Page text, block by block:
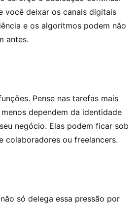
você deixar os canais digitais
e os algoritmos podem não
antes.
Pense nas tarefas mais
dependem da identidade
negócio. Elas podem ficar sob
colaboradores ou freelancers.
só delega essa pressão por